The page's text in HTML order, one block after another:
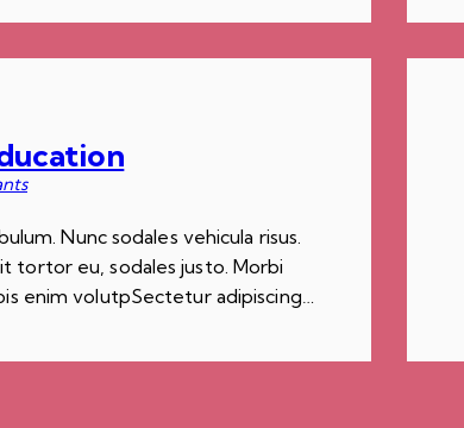
Nunc sodales vehicula risus.
tortor eu, sodales justo. Morbi
enim volutpSectetur adipiscing…